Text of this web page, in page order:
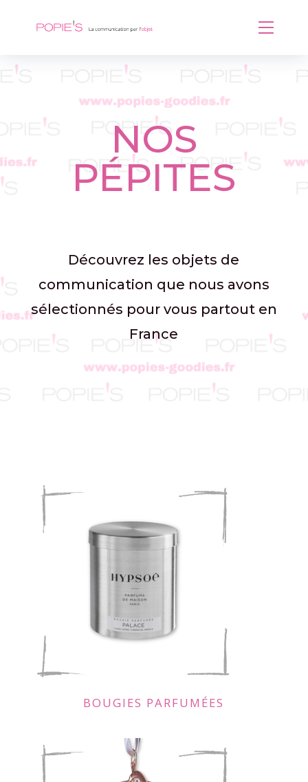
NOS
PÉPITES
Découvrez les objets de
communication que nous avons
sélectionnés pour vous partout en
France
BOUGIES PARFUMÉES